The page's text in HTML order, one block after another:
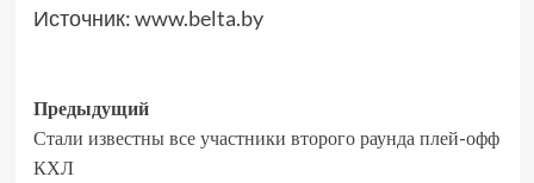
Источник:www.belta.by
Предыдущий
Стали известны все участники второго раунда плей-офф
КХЛ